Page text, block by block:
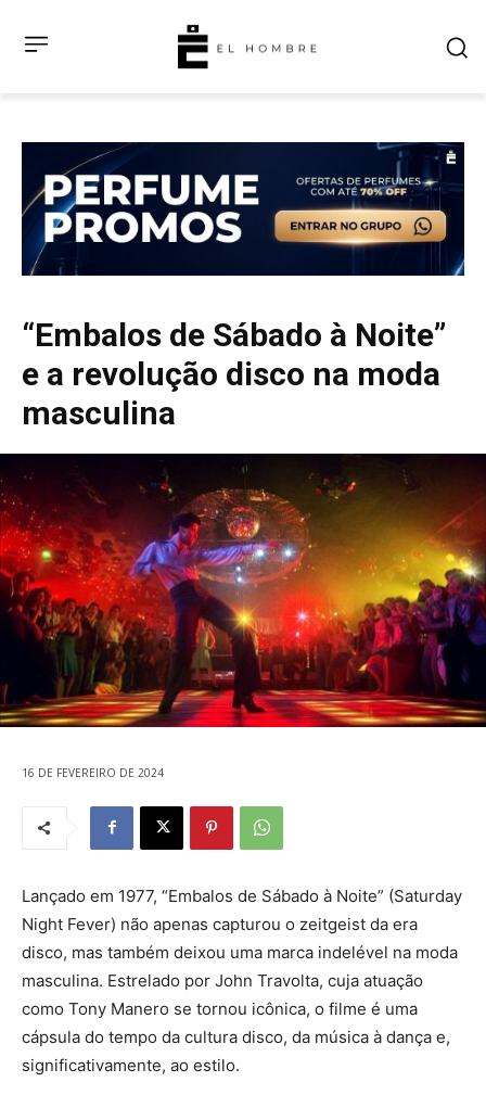
“Embalos de Sábado à Noite”
e a revolução disco na moda
masculina
16 DE FEVEREIRO DE 2024
Lançado em 1977, “Embalos de Sábado à Noite” (Saturday
Night Fever) não apenas capturou o zeitgeist da era
disco, mas também deixou uma marca indelével na moda
masculina. Estrelado por John Travolta, cuja atuação
como Tony Manero se tornou icônica, o filme é uma
cápsula do tempo da cultura disco, da música à dança e,
significativamente, ao estilo.